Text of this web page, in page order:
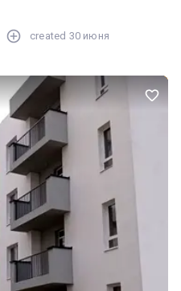
created 30 июня